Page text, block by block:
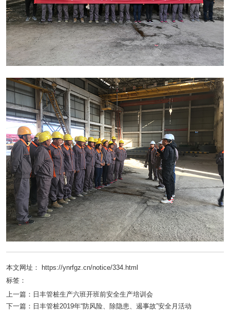
本文网址： https://ynrfgz.cn/notice/334.html
标签：
上一篇： 日丰管桩生产六班开班前安全生产培训会
下一篇： 日丰管桩2019年“防风险、除隐患、遏事故”安全月活动